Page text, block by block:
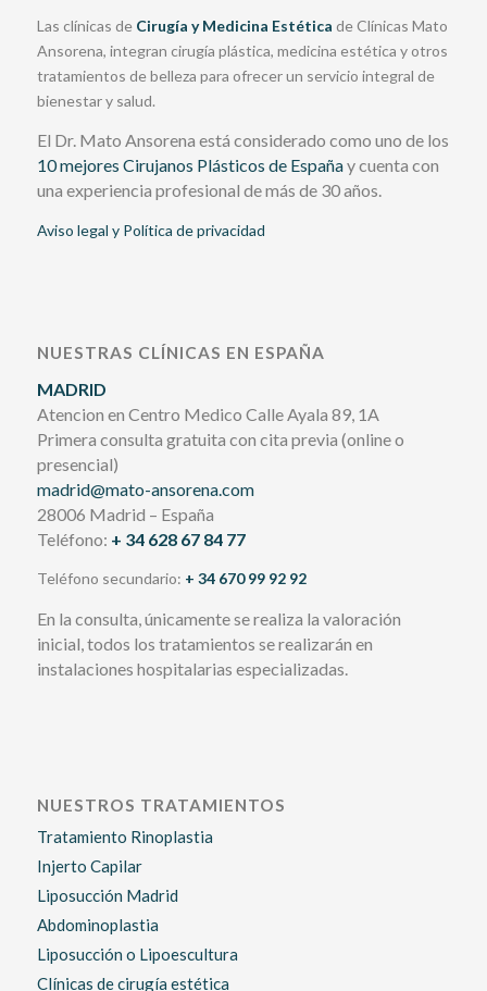
Las clínicas de Cirugía y Medicina Estética de Clínicas Mato
Ansorena, integran cirugía plástica, medicina estética y otros
tratamientos de belleza para ofrecer un servicio integral de
bienestar y salud.
El Dr. Mato Ansorena está considerado como uno de los
10 mejores Cirujanos Plásticos de Españay cuenta con
una experiencia profesional de más de 30 años.
Aviso legal y Política de privacidad
NUESTRAS CLÍNICAS EN ESPAÑA
MADRID
Atencion en Centro Medico Calle Ayala 89, 1A
Primera consulta gratuita con cita previa (online o
presencial)
madrid@mato-ansorena.com
28006 Madrid – España
Teléfono: + 34 628 67 84 77
Teléfono secundario: + 34 670 99 92 92
En la consulta, únicamente se realiza la valoración
inicial, todos los tratamientos se realizarán en
instalaciones hospitalarias especializadas.
NUESTROS TRATAMIENTOS
Tratamiento Rinoplastia
Injerto Capilar
Liposucción Madrid
Abdominoplastia
Liposucción o Lipoescultura
Clínicas de cirugía estética